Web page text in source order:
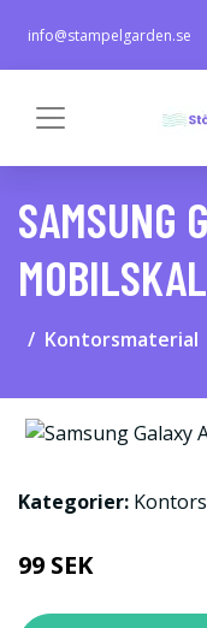
info@stampelgarden.se
SAMSUNG
Kontorsmaterial
Kategorier:
99 SEK